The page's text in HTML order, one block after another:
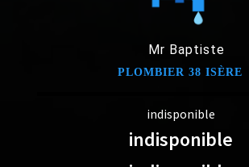
Mr Baptiste
PLOMBIER 38 ISÈRE
indisponible
indisponible